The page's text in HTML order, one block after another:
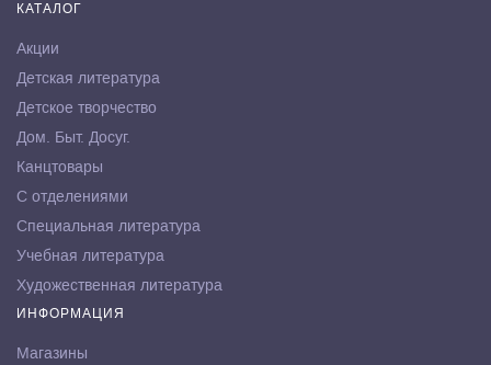
КАТАЛОГ
Акции
Детская литература
Детское творчество
Дом. Быт. Досуг.
Канцтовары
С отделениями
Специальная литература
Учебная литература
Художественная литература
ИНФОРМАЦИЯ
Магазины